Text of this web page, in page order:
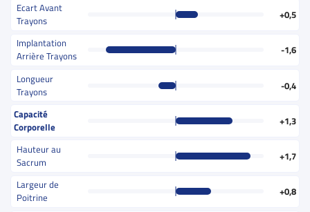
Ecart Avant
Trayons
+0,5
Implantation
Arrière Trayons
-1,6
Longueur
Trayons
-0,4
Capacité
Corporelle
+1,3
Hauteur au
Sacrum
+1,7
Largeur de
Poitrine
+0,8